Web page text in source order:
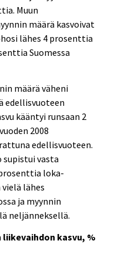
Muun
määrä kasvoivat
lähes 4 prosenttia
Suomessa
määrä väheni
edellisvuoteen
kääntyi runsaan 2
2008
edellisvuoteen.
supistui vasta
loka-
lähes
ja myynnin
neljänneksellä.
liikevaihdon kasvu, %